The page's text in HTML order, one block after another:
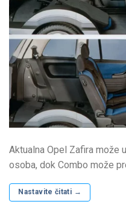
Aktualna Opel Zafira može
osoba, dok Combo može
Nastavite čitati →